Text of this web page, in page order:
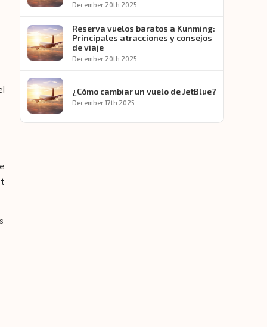
December 20th 2025
Reserva vuelos baratos a Kunming:
Principales atracciones y consejos
de viaje
December 20th 2025
¿Cómo cambiar un vuelo de JetBlue?
December 17th 2025